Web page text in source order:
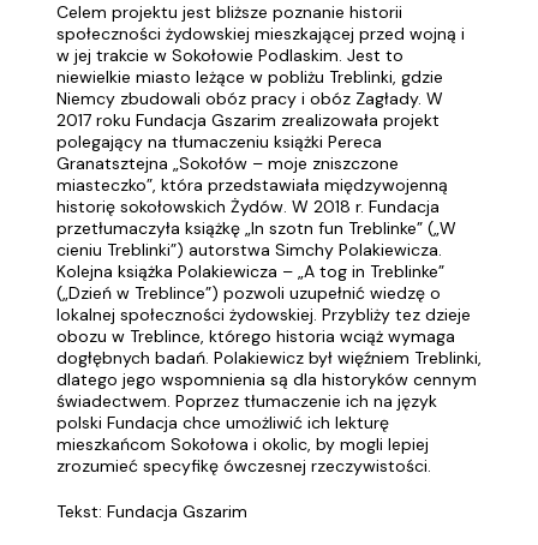
Celem projektu jest bliższe poznanie historii
społeczności żydowskiej mieszkającej przed wojną i
w jej trakcie w Sokołowie Podlaskim. Jest to
niewielkie miasto leżące w pobliżu Treblinki, gdzie
Niemcy zbudowali obóz pracy i obóz Zagłady. W
2017 roku Fundacja Gszarim zrealizowała projekt
polegający na tłumaczeniu książki Pereca
Granatsztejna „Sokołów – moje zniszczone
miasteczko”, która przedstawiała międzywojenną
historię sokołowskich Żydów. W 2018 r. Fundacja
przetłumaczyła książkę „In szotn fun Treblinke” („W
cieniu Treblinki”) autorstwa Simchy Polakiewicza.
Kolejna książka Polakiewicza – „A tog in Treblinke”
(„Dzień w Treblince”) pozwoli uzupełnić wiedzę o
lokalnej społeczności żydowskiej. Przybliży tez dzieje
obozu w Treblince, którego historia wciąż wymaga
dogłębnych badań. Polakiewicz był więźniem Treblinki,
dlatego jego wspomnienia są dla historyków cennym
świadectwem. Poprzez tłumaczenie ich na język
polski Fundacja chce umożliwić ich lekturę
mieszkańcom Sokołowa i okolic, by mogli lepiej
zrozumieć specyfikę ówczesnej rzeczywistości.
Tekst: Fundacja Gszarim